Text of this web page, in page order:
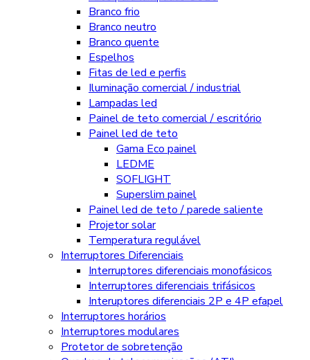
Branco frio
Branco neutro
Branco quente
Espelhos
Fitas de led e perfis
Iluminação comercial / industrial
Lampadas led
Painel de teto comercial / escritório
Painel led de teto
Gama Eco painel
LEDME
SOFLIGHT
Superslim painel
Painel led de teto / parede saliente
Projetor solar
Temperatura regulável
Interruptores Diferenciais
Interruptores diferenciais monofásicos
Interruptores diferenciais trifásicos
Interuptores diferenciais 2P e 4P efapel
Interruptores horários
Interruptores modulares
Protetor de sobretenção